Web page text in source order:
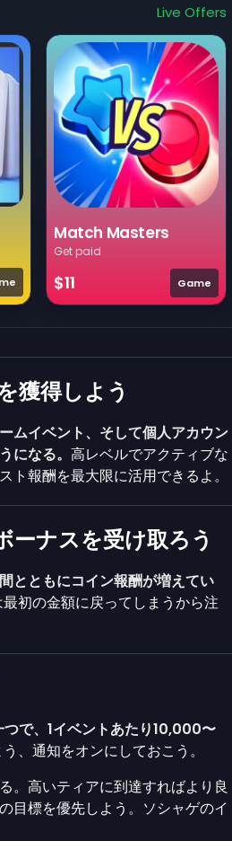
Live Offers
Match Masters
Get paid
$11 Game
獲得しよう
ムイベント、そして個人アカウン
になる。 高レベルでアクティブな
報酬を最大限に活用できるよ。
ナスを受け取ろう
とともにコイン報酬が増えてい
初の金額に戻ってしまうから注
で、1イベントあたり10,000〜
、通知をオンにしておこう。
。高いティアに到達すればより良
目標を優先しよう。ソシャゲのイ